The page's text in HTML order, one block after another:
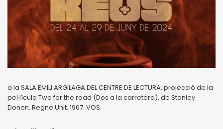
a la SALA EMILI ARGILAGA DEL CENTRE DE LECTURA, projecció de la
pel·lícula Two for the road (Dos a la carretera), de Stanley
Donen. Regne Unit, 1967. VOS.